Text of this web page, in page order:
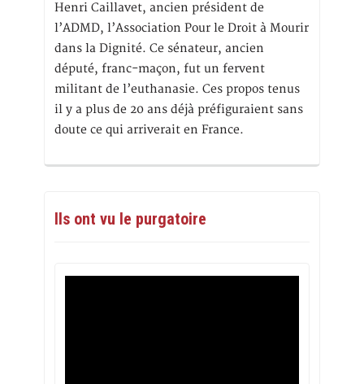
Henri Caillavet, ancien président de
l’ADMD, l’Association Pour le Droit à Mourir
dans la Dignité. Ce sénateur, ancien
député, franc-maçon, fut un fervent
militant de l’euthanasie. Ces propos tenus
il y a plus de 20 ans déjà préfiguraient sans
doute ce qui arriverait en France.
Ils ont vu le purgatoire